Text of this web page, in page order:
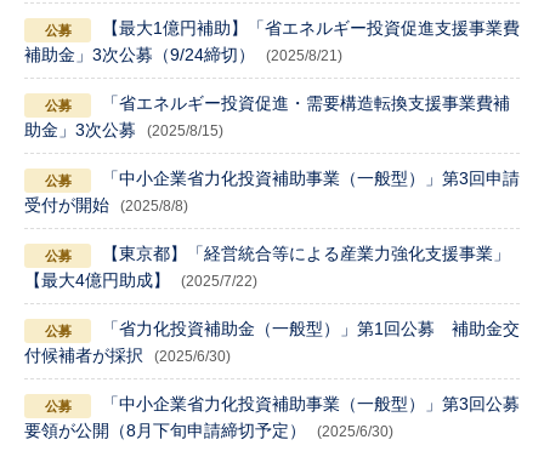
【最大1億円補助】「省エネルギー投資促進支援事業費
補助金」3次公募（9/24締切）
(2025/8/21)
「省エネルギー投資促進・需要構造転換支援事業費補
助金」3次公募
(2025/8/15)
「中小企業省力化投資補助事業（一般型）」第3回申請
受付が開始
(2025/8/8)
【東京都】「経営統合等による産業力強化支援事業」
【最大4億円助成】
(2025/7/22)
「省力化投資補助金（一般型）」第1回公募 補助金交
付候補者が採択
(2025/6/30)
「中小企業省力化投資補助事業（一般型）」第3回公募
要領が公開（8月下旬申請締切予定）
(2025/6/30)